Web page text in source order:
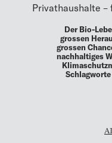
Privathaushalte
Der Bio-
grossen
grossen
nachhaltiges